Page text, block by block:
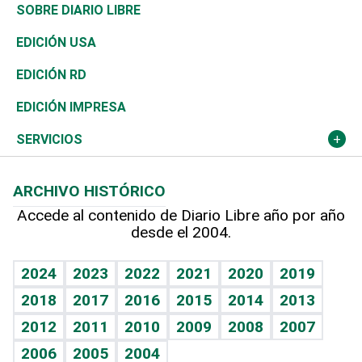
José Boquete
Reportajes
Asia
África
Ocenanía
Caribe
Resto del mundo
Consumo
Vivienda
Telecom.
Global y variable
Economía personal
Belleza
Buena Vida
Sociales
Novedades
Podcast Arte Libre
Hablando con el pediatra
Vida y familia
Eñe
Celebrando la vida
Golf
Ciclismo
Tenis
Olimpismo
Más deportes
Línea de hit
TBT Deportivo
De buena tinta
En Directo
El Espía
Noticiero Poteleche
Columnistas
Más firmas
Clima
Tecnología
Historia
Martes de tecnología
Cambio climático
Mundo
Economía
Revista
Deportes
Opinión
Hecho en casa
Guía del dinero
SOBRE DIARIO LIBRE
EDICIÓN USA
EDICIÓN RD
EDICIÓN IMPRESA
SERVICIOS
Cumpleaños
Horóscopos
Crucigramas
ARCHIVO HISTÓRICO
Accede al contenido de Diario Libre año por año
desde el 2004.
2024 2023 2022 2021 2020
2019
2018
2017 2016 2015 2014
2013
2012
2011 2010 2009 2008
2007
2006
2005 2004